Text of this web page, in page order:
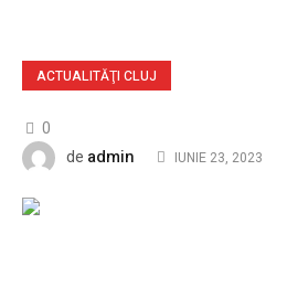
ACTUALITĂŢI CLUJ
0
de admin IUNIE 23, 2023